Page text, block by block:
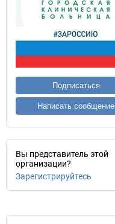
Подписаться
Написать сообщение
Вы представитель этой
организации?
Зарегистрируйтесь